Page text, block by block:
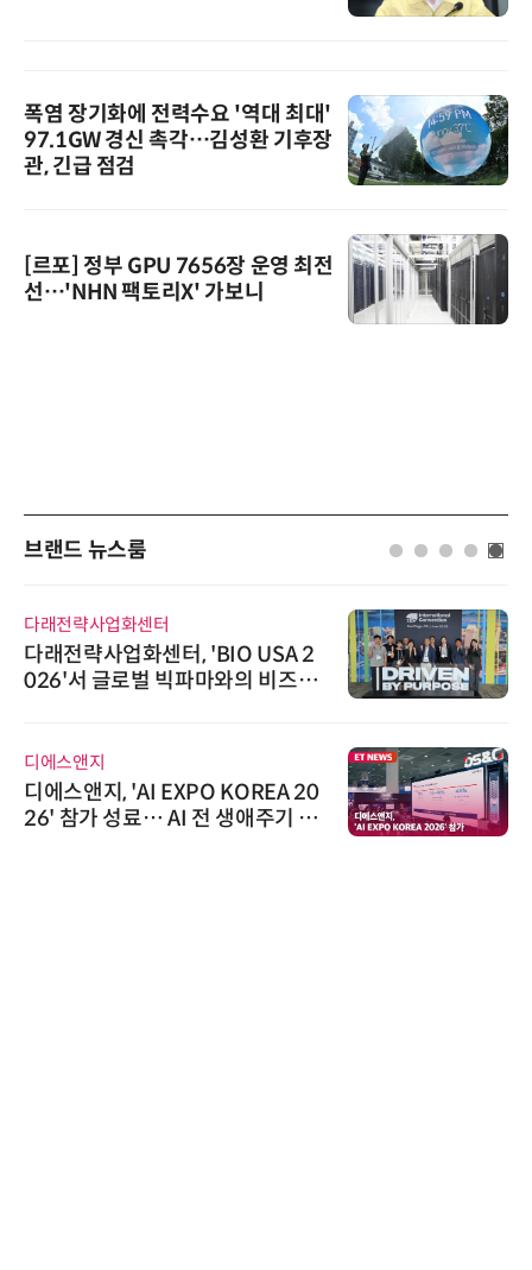
폭염 장기화에 전력수요 '역대 최대'
97.1GW 경신 촉각…김성환 기후장
관, 긴급 점검
[르포] 정부 GPU 7656장 운영 최전
선…'NHN 팩토리X' 가보니
브랜드 뉴스룸
다래전략사업화센터
다래전략사업화센터, 'BIO USA 2
026'서 글로벌 빅파마와의 비즈니
디에스앤지
디에스앤지, 'AI EXPO KOREA 20
26' 참가 성료… AI 전 생애주기 아